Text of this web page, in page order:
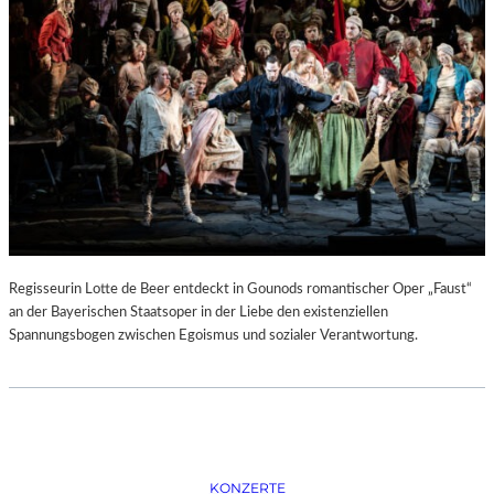
–
K
Ü
N
S
T
L
E
R
,
T
M
Regisseurin Lotte de Beer entdeckt in Gounods romantischer Oper „Faust“
an der Bayerischen Staatsoper in der Liebe den existenziellen
Spannungsbogen zwischen Egoismus und sozialer Verantwortung.
KONZERTE